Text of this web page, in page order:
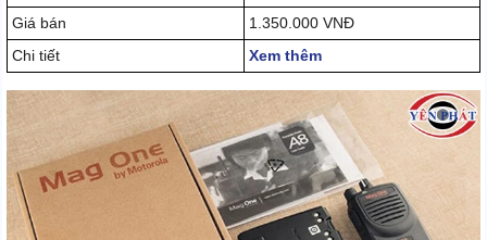
Giá bán
1.350.000 VNĐ
Chi tiết
Xem thêm